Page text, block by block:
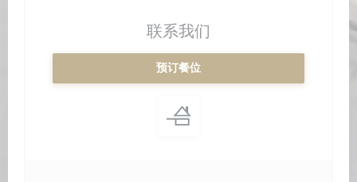
联系我们
预订餐位